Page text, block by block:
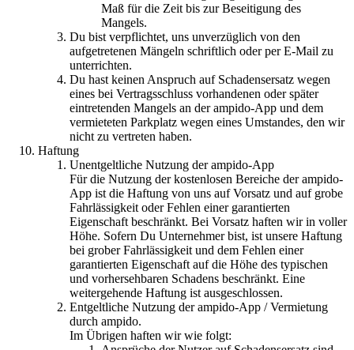
Maß für die Zeit bis zur Beseitigung des
Mangels.
Du bist verpflichtet, uns unverzüglich von den
aufgetretenen Mängeln schriftlich oder per E-Mail zu
unterrichten.
Du hast keinen Anspruch auf Schadensersatz wegen
eines bei Vertragsschluss vorhandenen oder später
eintretenden Mangels an der ampido-App und dem
vermieteten Parkplatz wegen eines Umstandes, den wir
nicht zu vertreten haben.
Haftung
Unentgeltliche Nutzung der ampido-App
Für die Nutzung der kostenlosen Bereiche der ampido-
App ist die Haftung von uns auf Vorsatz und auf grobe
Fahrlässigkeit oder Fehlen einer garantierten
Eigenschaft beschränkt. Bei Vorsatz haften wir in voller
Höhe. Sofern Du Unternehmer bist, ist unsere Haftung
bei grober Fahrlässigkeit und dem Fehlen einer
garantierten Eigenschaft auf die Höhe des typischen
und vorhersehbaren Schadens beschränkt. Eine
weitergehende Haftung ist ausgeschlossen.
Entgeltliche Nutzung der ampido-App / Vermietung
durch ampido.
Im Übrigen haften wir wie folgt: